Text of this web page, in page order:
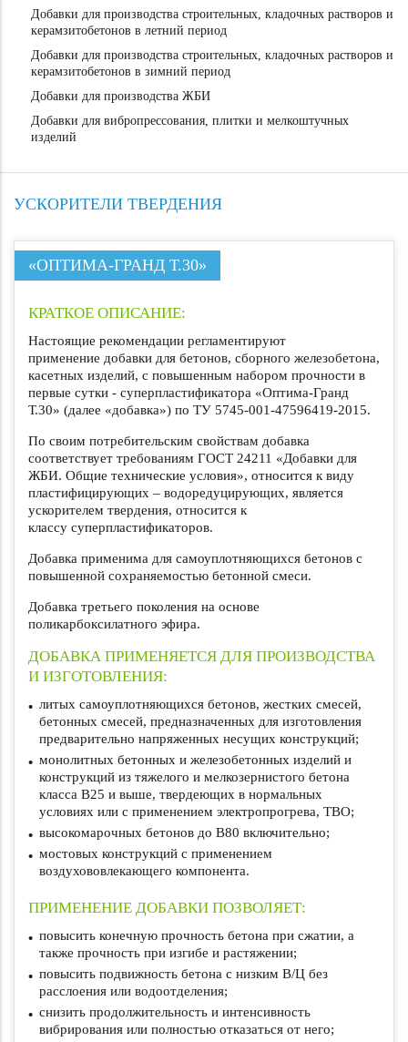
Добавки для производства строительных, кладочных растворов и
керамзитобетонов в летний период
Добавки для производства строительных, кладочных растворов и
керамзитобетонов в зимний период
Добавки для производства ЖБИ
Добавки для вибропрессования, плитки и мелкоштучных
изделий
УСКОРИТЕЛИ ТВЕРДЕНИЯ
«ОПТИМА-ГРАНД Т.30»
КРАТКОЕ ОПИСАНИЕ:
Настоящие рекомендации регламентируют
применение добавки для бетонов, сборного железобетона,
касетных изделий, с повышенным набором прочности в
первые сутки - суперпластификатора «Оптима-Гранд
Т.30» (далее «добавка») по ТУ 5745-001-47596419-2015.
По своим потребительским свойствам добавка
соответствует требованиям ГОСТ 24211 «Добавки для
ЖБИ. Общие технические условия», относится к виду
пластифицирующих – водоредуцирующих, является
ускорителем твердения, относится к
классу суперпластификаторов.
Добавка применима для самоуплотняющихся бетонов с
повышенной сохраняемостью бетонной смеси.
Добавка третьего поколения на основе
поликарбоксилатного эфира.
ДОБАВКА ПРИМЕНЯЕТСЯ ДЛЯ ПРОИЗВОДСТВА
И ИЗГОТОВЛЕНИЯ:
литых самоуплотняющихся бетонов, жестких смесей,
бетонных смесей, предназначенных для изготовления
предварительно напряженных несущих конструкций;
монолитных бетонных и железобетонных изделий и
конструкций из тяжелого и мелкозернистого бетона
класса В25 и выше, твердеющих в нормальных
условиях или с применением электропрогрева, ТВО;
высокомарочных бетонов до В80 включительно;
мостовых конструкций с применением
воздухововлекающего компонента.
ПРИМЕНЕНИЕ ДОБАВКИ ПОЗВОЛЯЕТ:
повысить конечную прочность бетона при сжатии, а
также прочность при изгибе и растяжении;
повысить подвижность бетона с низким В/Ц без
расслоения или водоотделения;
снизить продолжительность и интенсивность
вибрирования или полностью отказаться от него;